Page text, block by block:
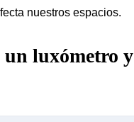
nuestros espacios.
un luxómetro